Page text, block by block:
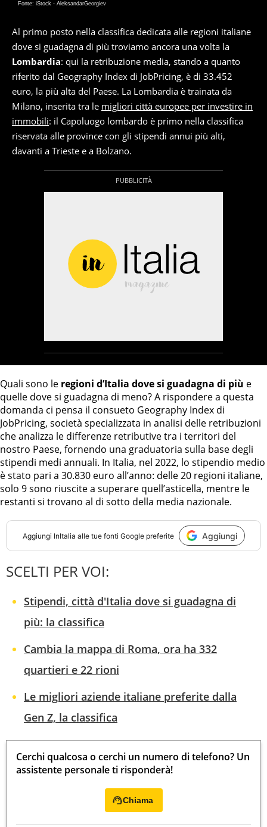
Fonte: iStock - AleksandarGeorgiev
Al primo posto nella classifica dedicata alle regioni italiane
dove si guadagna di più troviamo ancora una volta la
Lombardia: qui la retribuzione media, stando a quanto
riferito dal Geography Index di JobPricing, è di 33.452
euro, la più alta del Paese. La Lombardia è trainata da
Milano, inserita tra le migliori città europee per investire in
immobili: il Capoluogo lombardo è primo nella classifica
riservata alle province con gli stipendi annui più alti,
davanti a Trieste e a Bolzano.
Quali sono le regioni d’Italia dove si guadagna di più e
quelle dove si guadagna di meno? A rispondere a questa
domanda ci pensa il consueto Geography Index di
JobPricing, società specializzata in analisi delle retribuzioni
che analizza le differenze retributive tra i territori del
nostro Paese, fornendo una graduatoria sulla base degli
stipendi medi annuali. In Italia, nel 2022, lo stipendio medio
è stato pari a 30.830 euro all’anno: delle 20 regioni italiane,
solo 9 sono riuscite a superare quell’asticella, mentre le
restanti si trovano al di sotto della media nazionale.
Aggiungi InItalia alle tue fonti Google preferite Aggiungi
SCELTI PER VOI:
Stipendi, città d'Italia dove si guadagna di
più: la classifica
Cambia la mappa di Roma, ora ha 332
quartieri e 22 rioni
Le migliori aziende italiane preferite dalla
Gen Z, la classifica
Cerchi qualcosa o cerchi un numero di telefono? Un
assistente personale ti risponderà!
Chiama